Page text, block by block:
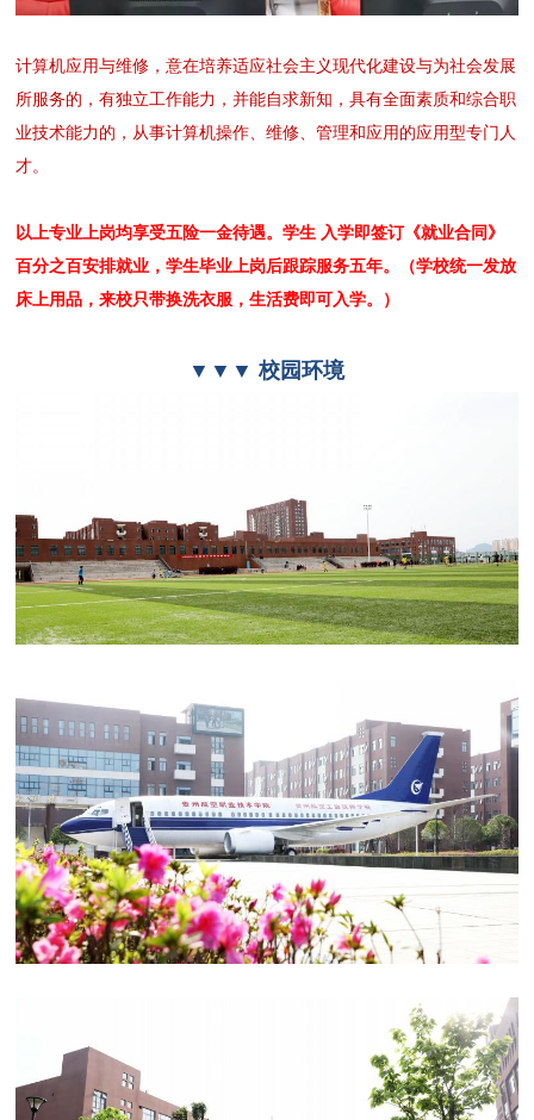
计算机应用与维修，意在培养适应社会主义现代化建设与为社会发展
所服务的，有独立工作能力，并能自求新知，具有全面素质和综合职
业技术能力的，从事计算机操作、维修、管理和应用的应用型专门人
才。
以上专业上岗均享受五险一金待遇。学生 入学即签订《就业合同》
百分之百安排就业，学生毕业上岗后跟踪服务五年。（学校统一发放
床上用品，来校只带换洗衣服，生活费即可入学。）
▼▼▼ 校园环境